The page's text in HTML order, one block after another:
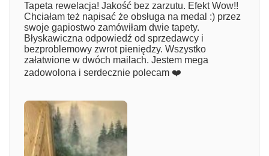
Numer zamówienia
Imię
Tapeta rewelacja! Jakość bez zarzutu. Efekt Wow!!
Chciałam też napisać że obsługa na medal :) przez
swoje gapiostwo zamówiłam dwie tapety.
Błyskawiczna odpowiedź od sprzedawcy i
bezproblemowy zwrot pieniędzy. Wszystko
załatwione w dwóch mailach. Jestem mega
zadowolona i serdecznie polecam ❤️